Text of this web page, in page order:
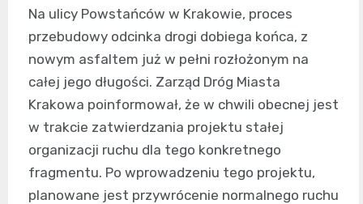
Na ulicy Powstańców w Krakowie, proces
przebudowy odcinka drogi dobiega końca, z
nowym asfaltem już w pełni rozłożonym na
całej jego długości. Zarząd Dróg Miasta
Krakowa poinformował, że w chwili obecnej jest
w trakcie zatwierdzania projektu stałej
organizacji ruchu dla tego konkretnego
fragmentu. Po wprowadzeniu tego projektu,
planowane jest przywrócenie normalnego ruchu